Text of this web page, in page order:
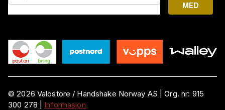
MED
©2026 Valostore / Handshake Norway AS |Org. nr: 915
300 278
Informasjon